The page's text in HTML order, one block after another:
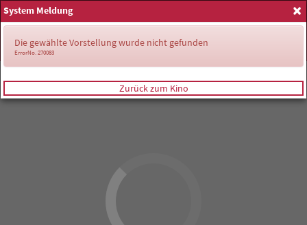
Anmelden
×
System Meldung
Die gewählte Vorstellung wurde nicht gefunden
ErrorNo. 270083
Zurück zum Kino